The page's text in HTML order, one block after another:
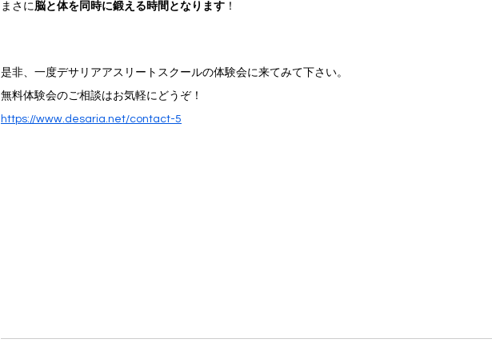
まさに脳と体を同時に鍛える時間となります ！
是非、一度デサリアアスリートスクールの体験会に来てみて下さい。
無料体験会のご相談はお気軽にどうぞ！
https://www.desaria.net/contact-5